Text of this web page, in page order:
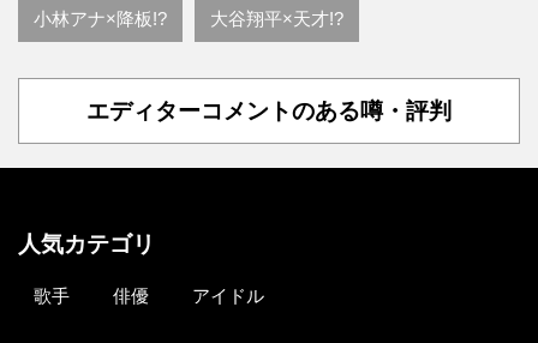
小林アナ×降板!? 大谷翔平×天才!?
エディターコメントのある噂・評判
人気カテゴリ
歌手 俳優 アイドル